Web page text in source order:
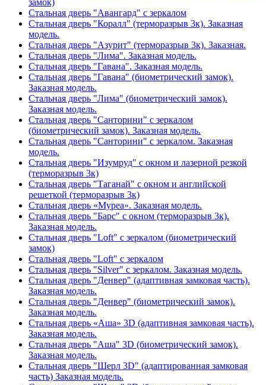
Стальная дверь "Авангард" с зеркалом
Стальная дверь "Коралл" (терморазрыв 3к). Заказная
модель.
Стальная дверь "Азурит" (терморазрыв 3к). Заказная.
Стальная дверь "Лима". Заказная модель.
Стальная дверь "Гавана". Заказная модель.
Стальная дверь "Гавана" (биометрический замок).
Заказная модель.
Стальная дверь "Лима" (биометрический замок).
Заказная модель.
Стальная дверь "Санторини" с зеркалом
(биометрический замок). Заказная модель.
Стальная дверь "Санторини" с зеркалом. Заказная
модель.
Стальная дверь "Изумруд" с окном и лазерной резкой
(терморазрыв 3к)
Стальная дверь "Таганай" с окном и английской
решеткой (терморазрыв 3к)
Стальная дверь «Муреа». Заказная модель.
Стальная дверь "Барс" с окном (терморазрыв 3к).
Заказная модель.
Стальная дверь "Loft" с зеркалом (биометрический
замок)
Стальная дверь "Loft" с зеркалом
Стальная дверь "Silver" с зеркалом. Заказная модель.
Стальная дверь "Денвер" (адаптивная замковая часть).
Заказная модель.
Стальная дверь "Денвер" (биометрический замок).
Заказная модель.
Стальная дверь «Аша» 3D (адаптивная замковая часть).
Заказная модель.
Стальная дверь "Аша" 3D (биометрический замок).
Заказная модель.
Стальная дверь "Шерл 3D" (адаптированная замковая
часть) Заказная модель.